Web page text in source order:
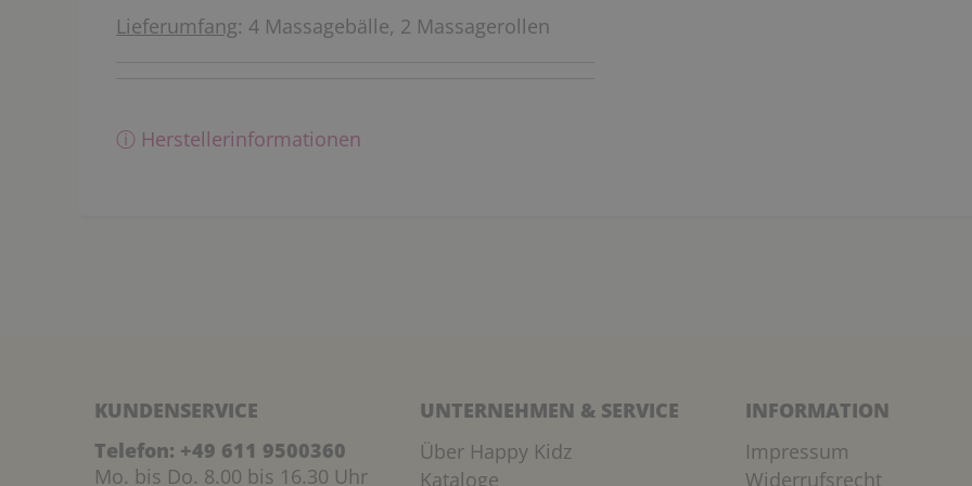
Lieferumfang: 4 Massagebälle, 2 Massagerollen
ⓘ Herstellerinformationen
KUNDENSERVICE
Telefon: +49 611 9500360
Mo. bis Do. 8.00 bis 16.30 Uhr
UNTERNEHMEN & SERVICE
Über Happy Kidz
Kataloge
INFORMATION
Impressum
Widerrufsrecht